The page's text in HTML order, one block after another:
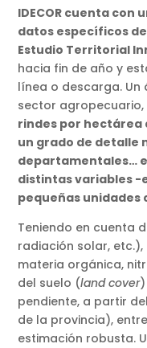
IDECOR cuenta con
datos específicos
Estudio Territorial
hacia fin de año y
línea o descarga.
sector
rindes por hectárea
un grado de detalle
departamentales…
distintas variables -
pequeñas
Teniendo en cuenta
radiación solar,
materia orgánica,
del suelo (land cover
pendiente, a partir
de la provincia),
estimación robusta.